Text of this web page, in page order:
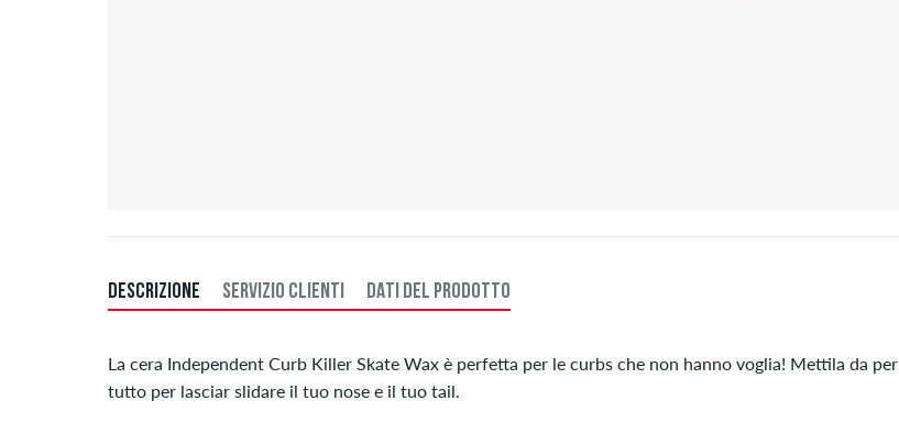
DESCRIZIONE SERVIZIO CLIENTI DATI DEL PRODOTTO
La cera Independent Curb Killer Skate Wax è perfetta per le curbs che non hanno voglia! Mettila da per
tutto per lasciar slidare il tuo nose e il tuo tail.